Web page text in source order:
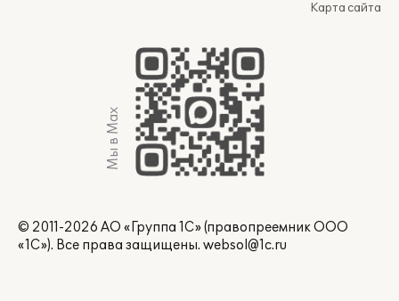
Карта сайта
Мы в Max
© 2011-2026 АО «Группа 1С» (правопреемник ООО
«1С»). Все права защищены. websol@1c.ru